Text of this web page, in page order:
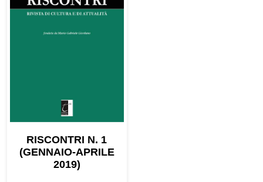
RISCONTRI N. 1
(GENNAIO-APRILE
2019)